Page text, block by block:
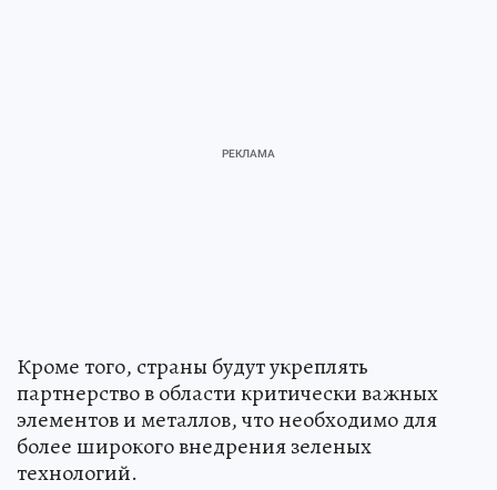
Кроме того, страны будут укреплять
партнерство в области критически важных
элементов и металлов, что необходимо для
более широкого внедрения зеленых
технологий.